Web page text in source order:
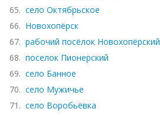
65. село Октябрьское
66. Новохопёрск
67. рабочий посёлок Новохопёрский
68. поселок Пионерский
69. село Банное
70. село Мужичье
71. село Воробьёвка